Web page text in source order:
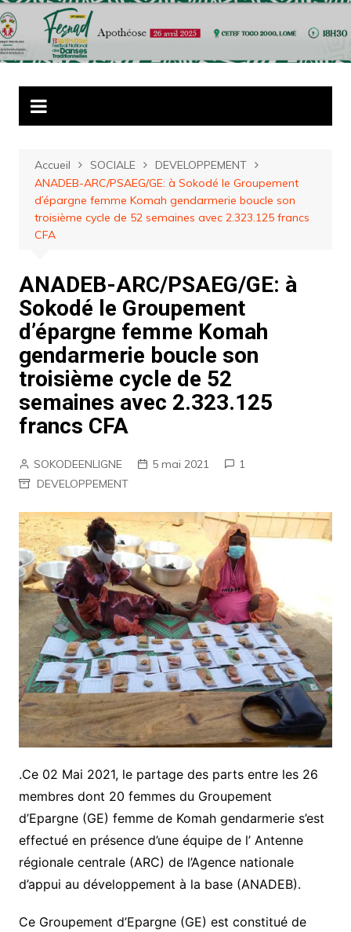
Aller
au
contenu
Accueil SOCIALE
DEVELOPPEMENT
ANADEB-ARC/PSAEG/GE: à Sokodé le Groupement
d’épargne femme Komah gendarmerie boucle son
troisième cycle de 52 semaines avec 2.323.125 francs
CFA
ANADEB-ARC/PSAEG/GE: à
Sokodé le Groupement
d’épargne femme Komah
gendarmerie boucle son
troisième cycle de 52
semaines avec 2.323.125
francs CFA
SOKODEENLIGNE 5 mai 2021
1
DEVELOPPEMENT
.Ce 02 Mai 2021, le partage des parts entre les 26
membres dont 20 femmes du Groupement
d’Epargne (GE) femme de Komah gendarmerie s’est
effectué en présence d’une équipe de l’ Antenne
régionale centrale (ARC) de l’Agence nationale
d’appui au développement à la base (ANADEB).
Ce Groupement d’Epargne (GE) est constitué de